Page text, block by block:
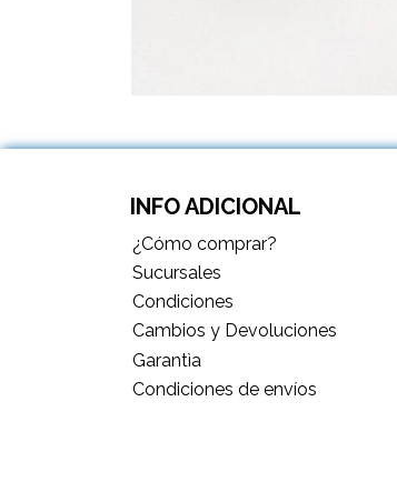
INFO ADICIONAL
¿Cómo comprar?
Sucursales
Condiciones
Cambios y Devoluciones
Garantìa
Condiciones de envíos